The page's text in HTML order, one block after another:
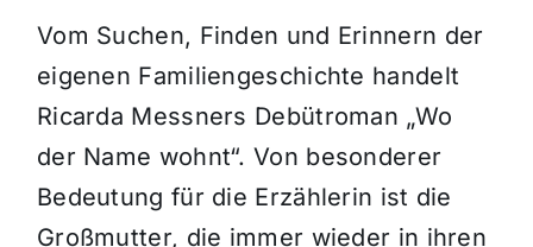
Vom Suchen, Finden und Erinnern der
eigenen Familiengeschichte handelt
Ricarda Messners Debütroman „Wo
der Name wohnt“. Von besonderer
Bedeutung für die Erzählerin ist die
Großmutter, die immer wieder in ihren